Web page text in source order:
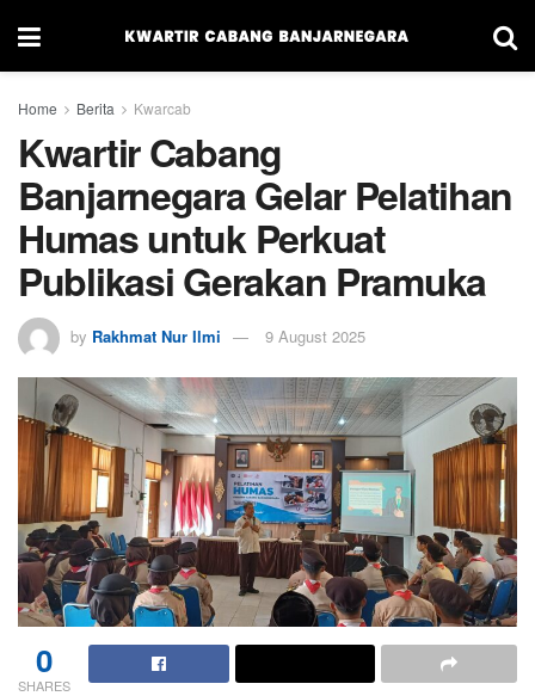
Home Berita Kwarcab
Kwartir Cabang
Banjarnegara Gelar Pelatihan
Humas untuk Perkuat
Publikasi Gerakan Pramuka
by Rakhmat Nur Ilmi 9 August 2025
0
SHARES